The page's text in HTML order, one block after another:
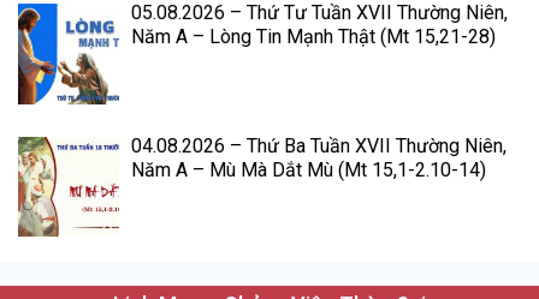
05.08.2026 – Thứ Tư Tuần XVII Thường Niên,
Năm A – Lòng Tin Mạnh Thật (Mt 15,21-28)
04.08.2026 – Thứ Ba Tuần XVII Thường Niên,
Năm A – Mù Mà Dắt Mù (Mt 15,1-2.10-14)